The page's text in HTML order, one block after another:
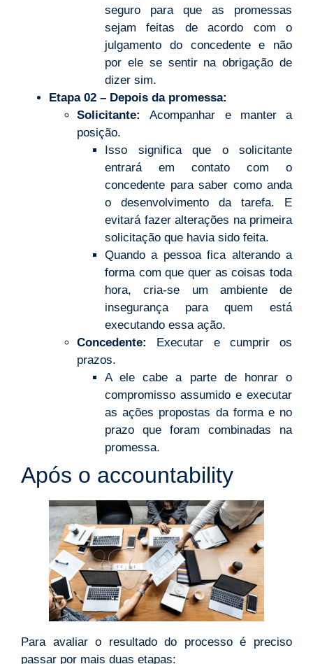
seguro para que as promessas
sejam feitas de acordo com o
julgamento do concedente e não
por ele se sentir na obrigação de
dizer sim.
Etapa 02 – Depois da promessa:
Solicitante:
Acompanhar e manter a
posição.
Isso significa que o solicitante
entrará em contato com o
concedente para saber como anda
o desenvolvimento da tarefa. E
evitará fazer alterações na primeira
solicitação que havia sido feita.
Quando a pessoa fica alterando a
forma com que quer as coisas toda
hora, cria-se um ambiente de
insegurança para quem está
executando essa ação.
Concedente:
Executar e cumprir os
prazos.
A ele cabe a parte de honrar o
compromisso assumido e executar
as ações propostas da forma e no
prazo que foram combinadas na
promessa.
Após o accountability
Para avaliar o resultado do processo é preciso
passar por mais duas etapas: